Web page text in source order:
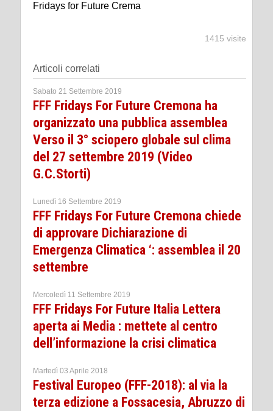
Fridays for Future Crema
1415 visite
Articoli correlati
Sabato 21 Settembre 2019
FFF Fridays For Future Cremona ha
organizzato una pubblica assemblea
Verso il 3° sciopero globale sul clima
del 27 settembre 2019 (Video
G.C.Storti)
Lunedì 16 Settembre 2019
FFF Fridays For Future Cremona chiede
di approvare Dichiarazione di
Emergenza Climatica ‘: assemblea il 20
settembre
Mercoledì 11 Settembre 2019
FFF Fridays For Future Italia Lettera
aperta ai Media : mettete al centro
dell’informazione la crisi climatica
Martedì 03 Aprile 2018
Festival Europeo (FFF-2018): al via la
terza edizione a Fossacesia, Abruzzo di